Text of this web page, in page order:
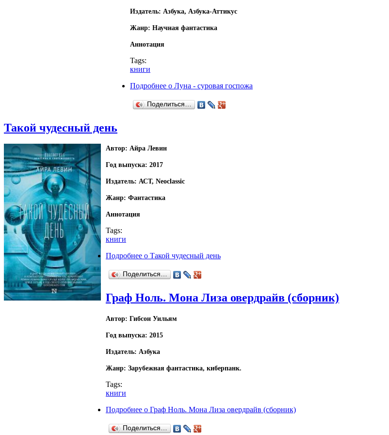
Издатель: Азбука, Азбука-Аттикус
Жанр: Научная фантастика
Аннотация
Tags:
книги
Подробнее о Луна - суровая госпожа
Поделиться…
Такой чудесный день
Автор: Айра Левин
Год выпуска: 2017
Издатель: АСТ, Neoclassic
Жанр: Фантастика
Аннотация
Tags:
книги
Подробнее о Такой чудесный день
Поделиться…
Граф Ноль. Мона Лиза овердрайв (сборник)
Автор: Гибсон Уильям
Год выпуска: 2015
Издатель: Азбука
Жанр: Зарубежная фантастика, киберпанк.
Tags:
книги
Подробнее о Граф Ноль. Мона Лиза овердрайв (сборник)
Поделиться…